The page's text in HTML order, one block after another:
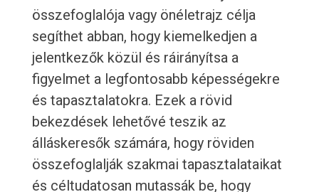
összefoglalója vagy önéletrajz célja
segíthet abban, hogy kiemelkedjen a
jelentkezők közül és ráirányítsa a
figyelmet a legfontosabb képességekre
és tapasztalatokra. Ezek a rövid
bekezdések lehetővé teszik az
álláskeresők számára, hogy röviden
összefoglalják szakmai tapasztalataikat
és céltudatosan mutassák be, hogy